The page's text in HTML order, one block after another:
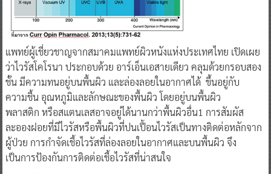
แพทย์ผู้เชี่ยวชาญจากสมาคมแพทย์ผิวหนังแห่งประเทศไทย เปิดเผย
ว่าไวรัสโคโรนา ประกอบด้วย อาร์เอ็นเอสายเดียว คลุมด้วยกรอบสอง
ชั้น มีความทนอยู่บนพื้นผิว และล่องลอยในอากาศได้ ขึ้นอยู่กับ
ความชื้น อุณหภูมิและลักษณะของพื้นผิว โดยอยู่บนพื้นผิว
พลาสติก หรือสแตนเลสอาจอยู่ได้นานกว่าพื้นผิวอื่น1 การสัมผัส
ละอองฝอยที่มีไวรัสหรือพื้นผิวที่ปนเปื้อนไวรัสเป็นทางติดต่อหลักจาก
ผู้ป่วย การกำจัดเชื้อไวรัสที่ล่องลอยในอากาศและบนพื้นผิว จึง
เป็นการป้องกันการติดต่อเชื้อไวรัสที่น่าสนใจ